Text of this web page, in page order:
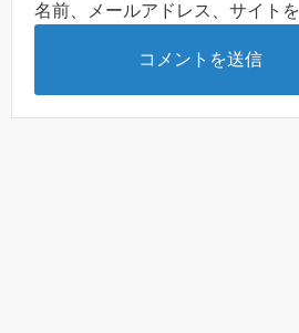
名前、メールアドレス、サイトを